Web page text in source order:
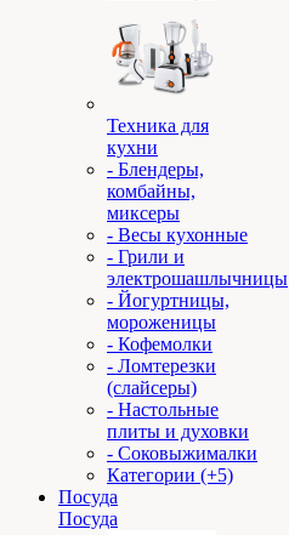
Техника для
кухни
- Блендеры,
комбайны,
миксеры
- Весы кухонные
- Грили и
электрошашлычницы
- Йогуртницы,
мороженицы
- Кофемолки
- Ломтерезки
(слайсеры)
- Настольные
плиты и духовки
- Соковыжималки
Категории (+5)
Посуда
Посуда